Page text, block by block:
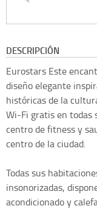
DESCRIPCIÓN
Eurostars Este
diseño elegante
históricas de la
Wi-Fi gratis en todas
centro de fitness y
centro de la ciudad.
Todas sus
insonorizadas,
acondicionado y